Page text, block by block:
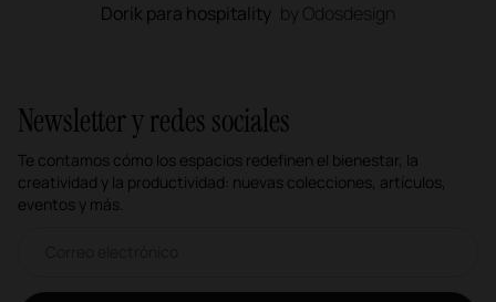
Dorik para hospitality by Odosdesign
Newsletter y redes sociales
Te contamos cómo los espacios redefinen el bienestar, la
creatividad y la productividad: nuevas colecciones, artículos,
eventos y más.